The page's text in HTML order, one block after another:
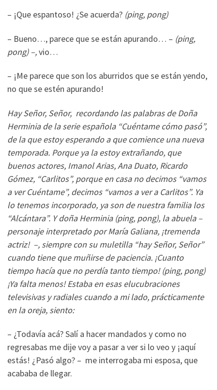
– ¡Que espantoso! ¿Se acuerda? (ping, pong)
– Bueno…, parece que se están apurando… – (ping,
pong) –,vio…
– ¡Me parece que son los aburridos que se están yendo,
no que se estén apurando!
Hay Señor, Señor, recordando las palabras de Doña
Herminia de la serie española “Cuéntame cómo pasó”,
de la que estoy esperando a que comience una nueva
temporada. Porque ya la estoy extrañando, que
buenos actores, Imanol Arias, Ana Duato, Ricardo
Gómez, “Carlitos”, porque en casa no decimos “vamos
a ver Cuéntame”, decimos “vamos a ver a Carlitos”. Ya
lo tenemos incorporado, ya son de nuestra familia los
“Alcántara”. Y doña Herminia (ping, pong), la abuela –
personaje interpretado por María Galiana, ¡tremenda
actriz! –, siempre con su muletilla “hay Señor, Señor”
cuando tiene que muñirse de paciencia. ¡Cuanto
tiempo hacía que no perdía tanto tiempo! (ping, pong)
¡Ya falta menos! Estaba en esas elucubraciones
televisivas y radiales cuando a mi lado, prácticamente
en la oreja, siento:
– ¿Todavía acá? Salí a hacer mandados y como no
regresabas me dije voy a pasar a ver si lo veo y ¡aquí
estás! ¿Pasó algo? – me interrogaba mi esposa, que
acababa de llegar.